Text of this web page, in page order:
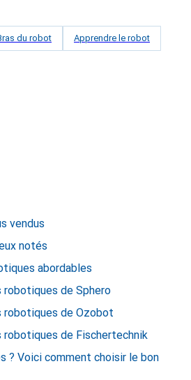
du robot Apprendre le robot
vendus
notés
abordables
de Sphero
de Ozobot
de Fischertechnik
? Voici comment choisir le bon